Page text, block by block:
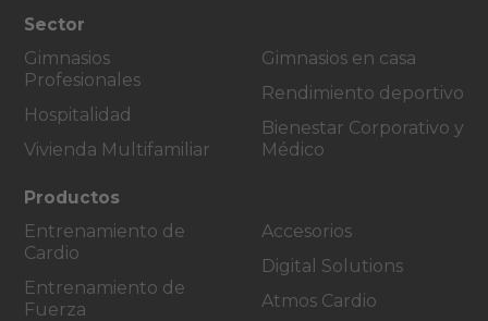
Sector
Gimnasios
Profesionales
Hospitalidad
Vivienda Multifamiliar
Gimnasios en casa
Rendimiento deportivo
Bienestar Corporativo y
Médico
Productos
Entrenamiento de
Cardio
Entrenamiento de
Fuerza
Accesorios
Digital Solutions
Atmos Cardio